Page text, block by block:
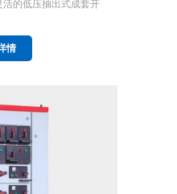
的低压抽出式成套开
情